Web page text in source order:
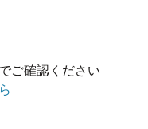
ご確認ください